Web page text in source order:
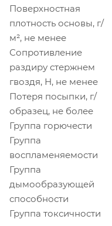
Поверхностная
плотность основы, г/
м², не менее
Сопротивление
раздиру стержнем
гвоздя, Н, не менее
Потеря посыпки, г/
образец, не более
Группа горючести
Группа
воспламеняемости
Группа
дымообразующей
способности
Группа токсичности